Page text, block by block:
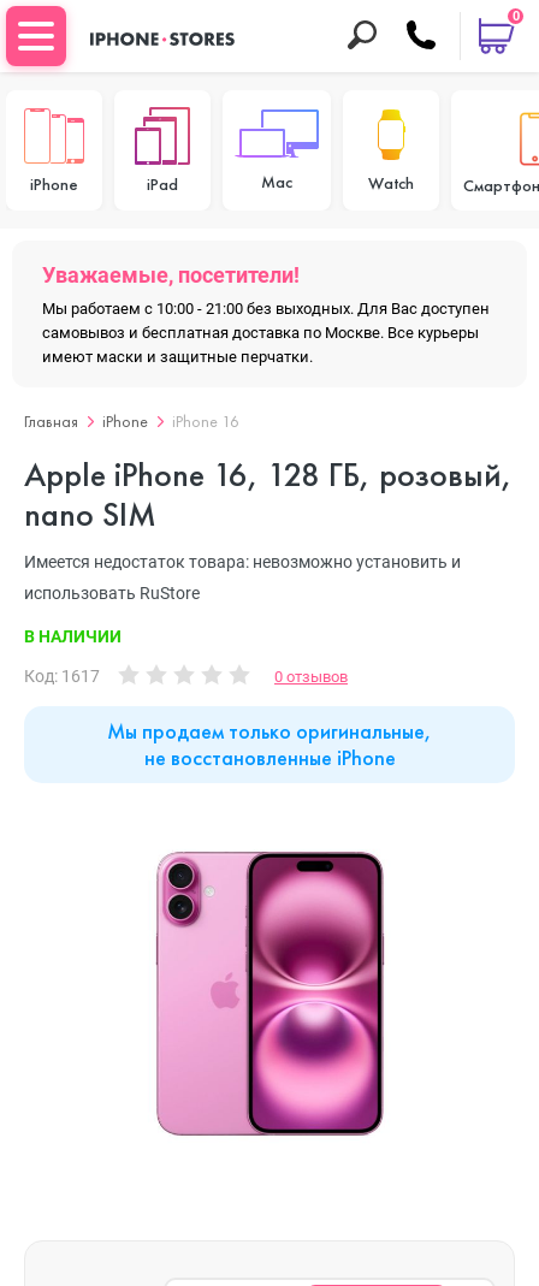
0
iPhone iPad Mac Watch
Уважаемые, посетители!
Мы работаем с 10:00 - 21:00 без выходных. Для Вас доступен
самовывоз и бесплатная доставка по Москве. Все курьеры
имеют маски и защитные перчатки.
Главная iPhone iPhone 16
Apple iPhone 16, 128 ГБ, розовый,
nano SIM
Имеется недостаток товара: невозможно установить и
использовать RuStore
В НАЛИЧИИ
Код: 1617 0 отзывов
Мы продаем только оригинальные,
не восстановленные iPhone